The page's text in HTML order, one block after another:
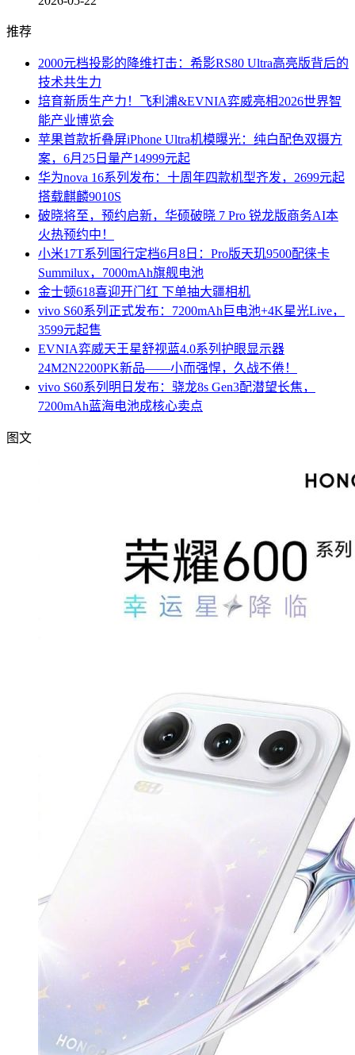
推荐
2000元档投影的降维打击：希影RS80 Ultra高亮版背后的
技术共生力
培育新质生产力！飞利浦&EVNIA弈威亮相2026世界智
能产业博览会
苹果首款折叠屏iPhone Ultra机模曝光：纯白配色双摄方
案，6月25日量产14999元起
华为nova 16系列发布：十周年四款机型齐发，2699元起
搭载麒麟9010S
破晓将至，预约启新，华硕破晓 7 Pro 锐龙版商务AI本
火热预约中！
小米17T系列国行定档6月8日：Pro版天玑9500配徕卡
Summilux，7000mAh旗舰电池
金士顿618喜迎开门红 下单抽大疆相机
vivo S60系列正式发布：7200mAh巨电池+4K星光Live，
3599元起售
EVNIA弈威天王星舒视蓝4.0系列护眼显示器
24M2N2200PK新品——小而强悍，久战不倦！
vivo S60系列明日发布：骁龙8s Gen3配潜望长焦，
7200mAh蓝海电池成核心卖点
图文